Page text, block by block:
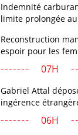
Indemnité
limite prolongée
Reconstruction
espoir pour les
07H
Gabriel Attal
ingérence
06H